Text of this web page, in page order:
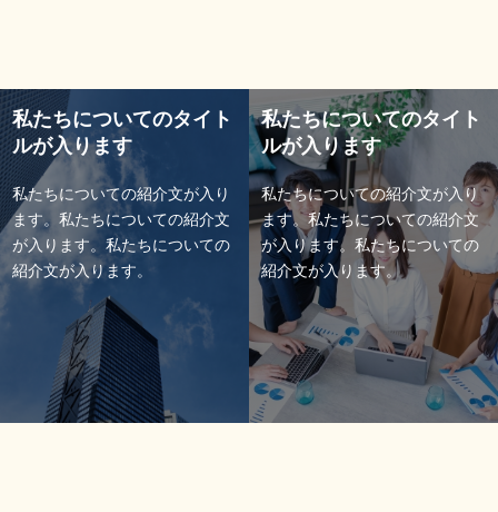
私たちについてのタイト
ルが入ります
私たちについての紹介文が入り
ます。私たちについての紹介文
が入ります。私たちについての
紹介文が入ります。
私たちについてのタイト
ルが入ります
私たちについての紹介文が入り
ます。私たちについての紹介文
が入ります。私たちについての
紹介文が入ります。